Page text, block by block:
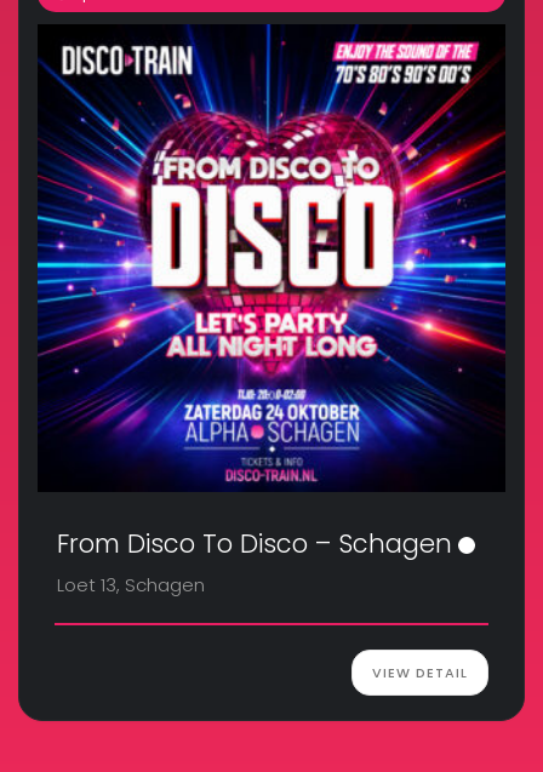
From Disco To Disco – Schagen
Loet 13, Schagen
VIEW DETAIL